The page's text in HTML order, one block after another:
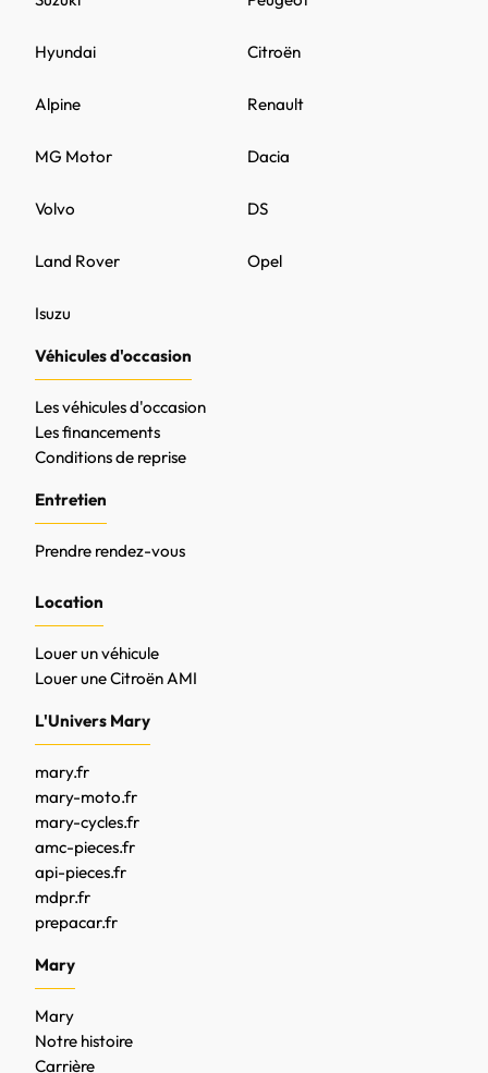
DS
MG Motor
Citroën
Opel
Volvo
Renault
Hyundai
Land Rover
Dacia
Alpine
Isuzu
Véhicules d'occasion
Les véhicules d'occasion
Les financements
Conditions de reprise
Entretien
Prendre rendez-vous
Location
Louer un véhicule
Louer une Citroën AMI
L'Univers Mary
mary.fr
mary-moto.fr
mary-cycles.fr
amc-pieces.fr
api-pieces.fr
mdpr.fr
prepacar.fr
Mary
Mary
Notre histoire
Carrière